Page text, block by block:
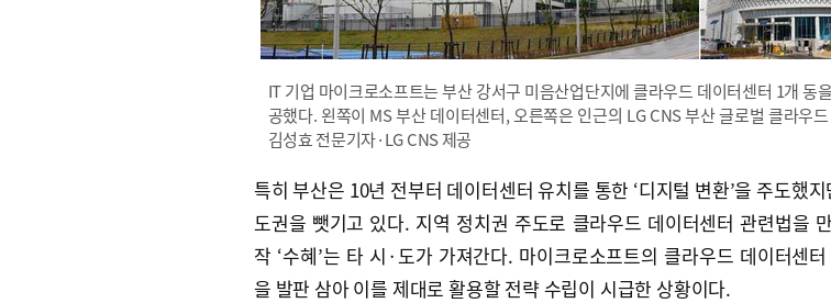
IT 기업 마이크로소프트는 부산 강서구 미음산업단지에 클라우드 데이터센터 1개 동
공했다. 왼쪽이 MS 부산 데이터센터, 오른쪽은 인근의 LG CNS 부산 글로벌 클라우
김성효 전문기자·LG CNS 제공
특히 부산은 10년 전부터 데이터센터 유치를 통한 ‘디지털 변환’을 주도했
도권을 뺏기고 있다. 지역 정치권 주도로 클라우드 데이터센터 관련법을
작 ‘수혜’는 타 시·도가 가져간다. 마이크로소프트의 클라우드 데이터센
을 발판 삼아 이를 제대로 활용할 전략 수립이 시급한 상황이다.